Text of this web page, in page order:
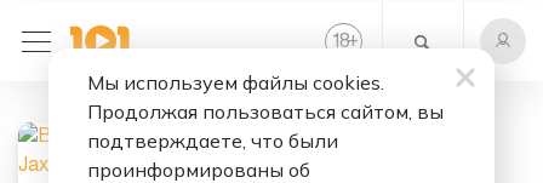
18+
Jaxxаlude
Мы используем файлы cookies.
Продолжая пользоваться сайтом, вы
подтверждаете, что были
проинформированы об